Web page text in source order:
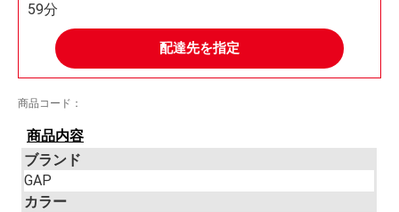
配達先を指定
59分
商品コード：
商品内容
ブランド
GAP
カラー